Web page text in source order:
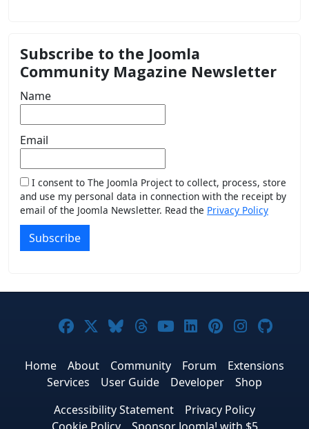
Subscribe to the Joomla
Community Magazine Newsletter
Name
Email
I consent to The Joomla Project to collect, process, store
and use my personal data in connection with the receipt by
email of the Joomla Newsletter. Read the Privacy Policy
Subscribe
Joomla! on Facebook
Joomla! on X
Joomla! on Bluesky
Joomla! on Threads
Joomla! on
Joomla! on
Joomla! on
Joomla!
Home About Community Forum
Extensions
Services
User Guide Developer
Shop
Accessibility Statement
Privacy Policy